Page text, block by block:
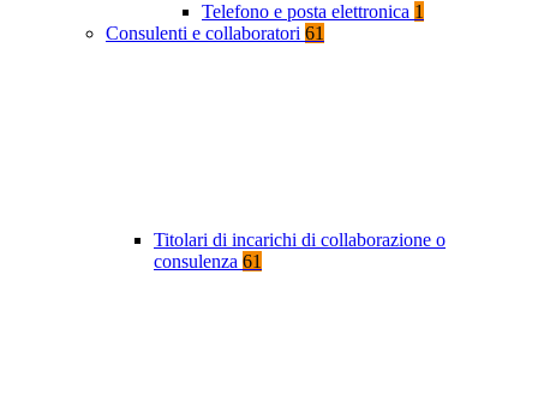
Telefono e posta elettronica 1
Consulenti e collaboratori 61
Titolari di incarichi di collaborazione o
consulenza 61